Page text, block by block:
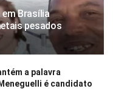
Brasília
pesados
a palavra
é candidato